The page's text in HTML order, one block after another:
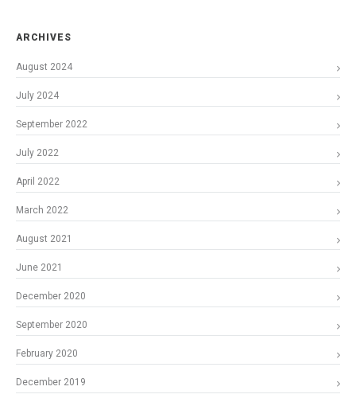
ARCHIVES
August 2024
July 2024
September 2022
July 2022
April 2022
March 2022
August 2021
June 2021
December 2020
September 2020
February 2020
December 2019